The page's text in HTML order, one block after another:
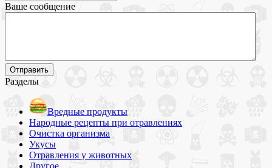
Ваше сообщение
Разделы
Вредные продукты
Народные рецепты при отравлениях
Очистка организма
Укусы
Отравления у животных
Другое